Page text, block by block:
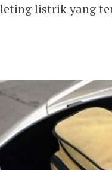
listrik yang